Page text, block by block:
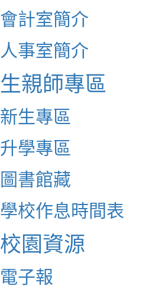
會計室簡介
人事室簡介
生親師專區
新生專區
升學專區
圖書館藏
學校作息時間表
校園資源
電子報